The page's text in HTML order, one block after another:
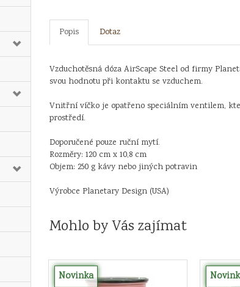
Popis Dotaz
Vzduchotěsná dóza AirScape Steel od firmy
svou hodnotu při kontaktu se vzduchem.
Vnitřní víčko je opatřeno speciálním ventilem,
prostředí.
Doporučené pouze ruční mytí.
Rozměry: 120 cm x 10,8 cm
Objem: 250 g kávy nebo jiných potravin
Výrobce Planetary Design (USA)
Mohlo by Vás zajímat
Novinka